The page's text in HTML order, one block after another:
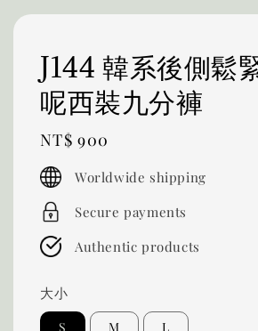
J144 韓系後側鬆
呢西裝九分褲
Regular
price
NT$ 900
Worldwide shipping
Secure payments
Authentic products
大小
S M L